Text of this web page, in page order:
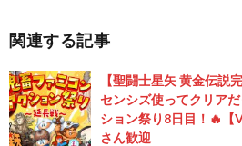
関連する記事
【聖闘士星矢 黄金伝説
センシズ使ってクリア
ション祭り8日目！🔥
さん歓迎